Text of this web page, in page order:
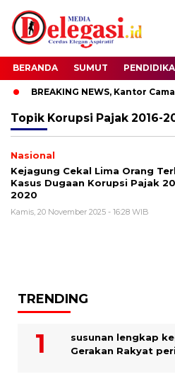
BERANDA SUMUT
BREAKING NEWS, Kantor
Topik Korupsi Pajak 2016-
Nasional
Kejagung Cekal Lima Orang
Kasus Dugaan Korupsi Pajak
2020
Kamis, 20 November 2025 - 16:28 WIB
TRENDING
susunan lengkap
Gerakan Rakyat